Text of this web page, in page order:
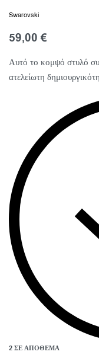
Swarovski
59,00€
Αυτό το κομψό στυλό
ατελείωτη
2 ΣΕ ΑΠΌΘΕΜΑ